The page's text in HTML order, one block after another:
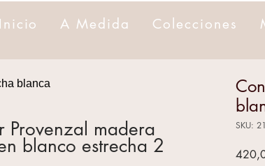
Inicio A Medida Colecciones
madera
blanco estrecha 2
SKU: